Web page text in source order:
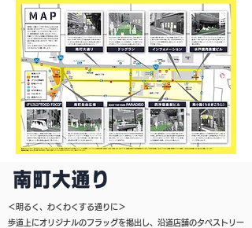
＜明るく、わくわくする通りに＞
歩道上にオリジナルのフラッグを掲出し、沿道店舗のタペストリー